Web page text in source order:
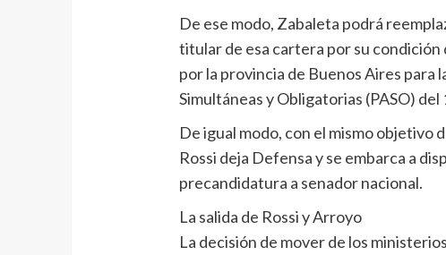
De ese modo, Zabaleta podrá
titular de esa cartera por su
por la provincia de Buenos Aires para
Simultáneas y Obligatorias (PASO)
De igual modo, con el mismo objetivo
Rossi deja Defensa y se embarca a
precandidatura a senador nacional.
La salida de Rossi y Arroyo
La decisión de mover de los